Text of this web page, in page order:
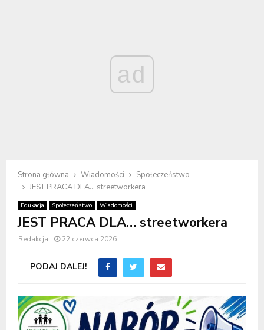
ad
Strona główna Wiadomości
Społeczeństwo
JEST PRACA DLA… streetworkera
Edukacja Społeczeństwo Wiadomości
JEST PRACA DLA… streetworkera
Redakcja 22 czerwca 2026
PODAJ DALEJ!